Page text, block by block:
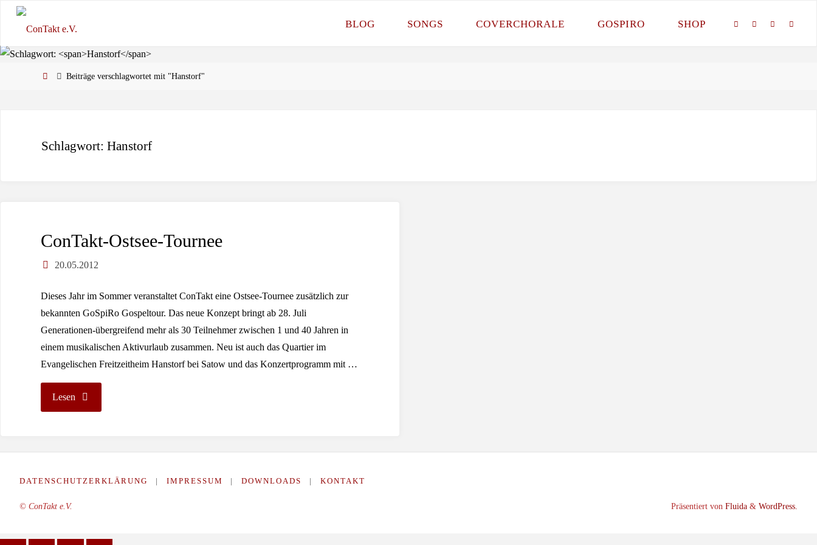
Zum
BLOG SONGS COVERCHORALE GOSPIRO SHOP
Start Beiträge verschlagwortet mit "Hanstorf"
Schlagwort:Hanstorf
ConTakt-Ostsee-Tournee
20.05.2012
Dieses Jahr im Sommer veranstaltet ConTakt eine Ostsee-Tournee zusätzlich zur
bekannten GoSpiRo Gospeltour. Das neue Konzept bringt ab 28. Juli
Generationen-übergreifend mehr als 30 Teilnehmer zwischen 1 und 40 Jahren in
einem musikalischen Aktivurlaub zusammen. Neu ist auch das Quartier im
Evangelischen Freitzeitheim Hanstorf bei Satow und das Konzertprogramm mit …
Lesen "ConTakt-
DATENSCHUTZERKLÄRUNG IMPRESSUM DOWNLOADS KONTAKT
© ConTakt e.V. Präsentiert von Fluida & WordPress.